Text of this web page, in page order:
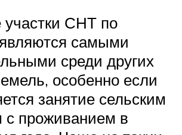
СНТ по
самыми
среди других
особенно если
занятие сельским
с проживанием в